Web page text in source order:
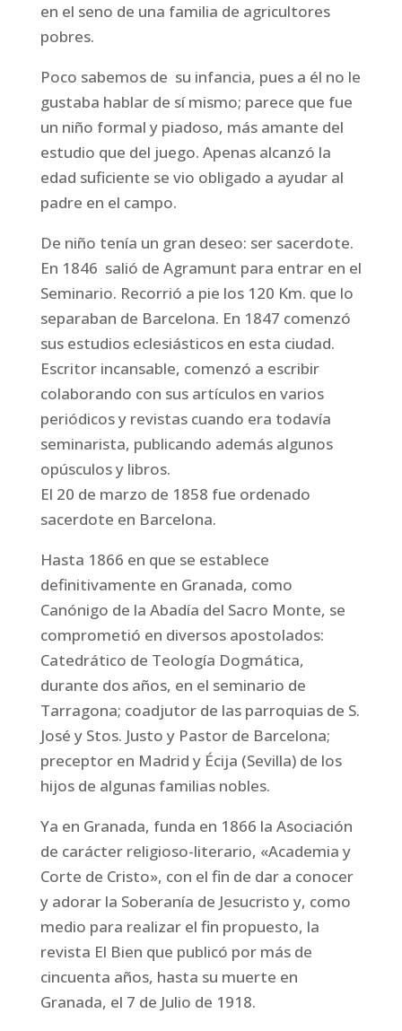
en el seno de una familia de agricultores
pobres.
Poco sabemos de su infancia, pues a él no le
gustaba hablar de sí mismo; parece que fue
un niño formal y piadoso, más amante del
estudio que del juego. Apenas alcanzó la
edad suficiente se vio obligado a ayudar al
padre en el campo.
De niño tenía un gran deseo: ser sacerdote.
En 1846 salió de Agramunt para entrar en el
Seminario. Recorrió a pie los 120 Km. que lo
separaban de Barcelona. En 1847 comenzó
sus estudios eclesiásticos en esta ciudad.
Escritor incansable, comenzó a escribir
colaborando con sus artículos en varios
periódicos y revistas cuando era todavía
seminarista, publicando además algunos
opúsculos y libros.
El 20 de marzo de 1858 fue ordenado
sacerdote en Barcelona.
Hasta 1866 en que se establece
definitivamente en Granada, como
Canónigo de la Abadía del Sacro Monte, se
comprometió en diversos apostolados:
Catedrático de Teología Dogmática,
durante dos años, en el seminario de
Tarragona; coadjutor de las parroquias de S.
José y Stos. Justo y Pastor de Barcelona;
preceptor en Madrid y Écija (Sevilla) de los
hijos de algunas familias nobles.
Ya en Granada, funda en 1866 la Asociación
de carácter religioso-literario, «Academia y
Corte de Cristo», con el fin de dar a conocer
y adorar la Soberanía de Jesucristo y, como
medio para realizar el fin propuesto, la
revista El Bien que publicó por más de
cincuenta años, hasta su muerte en
Granada, el 7 de Julio de 1918.